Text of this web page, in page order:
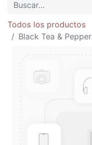
Todos los productos
Black Tea &